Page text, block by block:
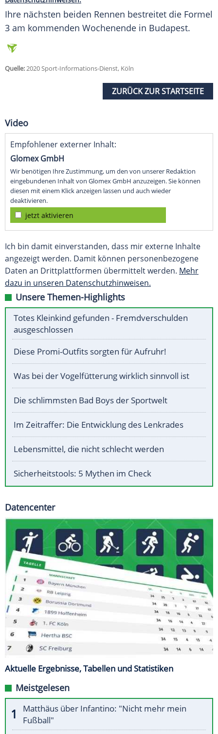
Ihre nächsten beiden Rennen bestreitet die Formel
3 am kommenden Wochenende in Budapest.
Quelle:2020 Sport-Informations-Dienst, Köln
ZURÜCK ZUR STARTSEITE
Video
Empfohlener externer Inhalt:
Glomex GmbH
Wir benötigen Ihre Zustimmung, um den von unserer Redaktion
eingebundenen Inhalt von Glomex GmbH anzuzeigen. Sie können
diesen mit einem Klick anzeigen lassen und auch wieder
deaktivieren.
jetzt aktivieren
Ich bin damit einverstanden, dass mir externe Inhalte
angezeigt werden. Damit können personenbezogene
Daten an Drittplattformen übermittelt werden. Mehr
dazu in unseren Datenschutzhinweisen.
Unsere Themen-Highlights
Totes Kleinkind gefunden - Fremdverschulden
ausgeschlossen
Diese Promi-Outfits sorgten für Aufruhr!
Was bei der Vogelfütterung wirklich sinnvoll ist
Die schlimmsten Bad Boys der Sportwelt
Im Zeitraffer: Die Entwicklung des Lenkrades
Lebensmittel, die nicht schlecht werden
Sicherheitstools: 5 Mythen im Check
Datencenter
Aktuelle Ergebnisse, Tabellen und Statistiken
Meistgelesen
Matthäus über Infantino: "Nicht mehr mein
Fußball"